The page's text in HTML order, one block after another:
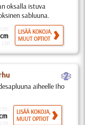
oksalla istuva
sabluuna.
LISÄÄ KOKOJA,
MUUT OPTIOT
b
aiheelle Iho
LISÄÄ KOKOJA,
MUUT OPTIOT